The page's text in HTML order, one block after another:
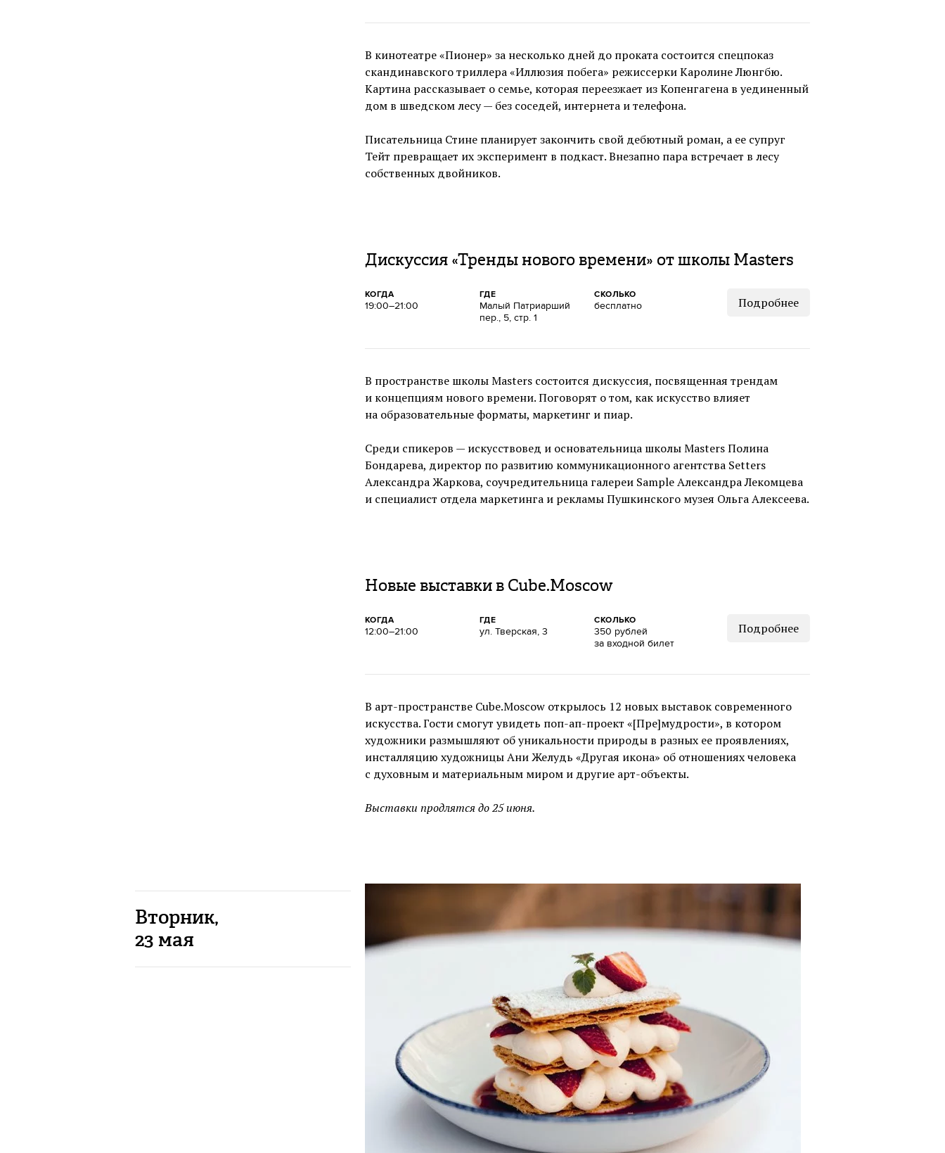
В кинотеатре «Пионер» за несколько дней до проката состоится спецпоказ
скандинавского триллера «Иллюзия побега» режиссерки Каролине Люнгбю.
Картина рассказывает о семье, которая переезжает из Копенгагена в уединенный
дом в шведском лесу — без соседей, интернета и телефона.
Писательница Стине планирует закончить свой дебютный роман, а ее супруг
Тейт превращает их эксперимент в подкаст. Внезапно пара встречает в лесу
собственных двойников.
Дискуссия «Тренды нового времени» от школы Masters
КОГДА
19:00–21:00
ГДЕ
Малый Патриарший
пер., 5, стр. 1
СКОЛЬКО
бесплатно Подробнее
В пространстве школы Masters состоится дискуссия, посвященная трендам
и концепциям нового времени. Поговорят о том, как искусство влияет
на образовательные форматы, маркетинг и пиар.
Среди спикеров — искусствовед и основательница школы Masters Полина
Бондарева, директор по развитию коммуникационного агентства Setters
Александра Жаркова, соучредительница галереи Sample Александра Лекомцева
и специалист отдела маркетинга и рекламы Пушкинского музея Ольга Алексеева.
Новые выставки в Cube.Moscow
КОГДА
12:00–21:00
ГДЕ
ул. Тверская, 3
СКОЛЬКО
350 рублей
за входной билет
Подробнее
В арт-пространстве Cube.Moscow открылось 12 новых выставок современного
искусства. Гости смогут увидеть поп-ап-проект «[Пре]мудрости», в котором
художники размышляют об уникальности природы в разных ее проявлениях,
инсталляцию художницы Ани Желудь «Другая икона» об отношениях человека
с духовным и материальным миром и другие арт-объекты.
Выставки продлятся до 25 июня.
Вторник,
23 мая